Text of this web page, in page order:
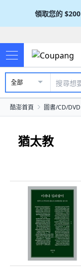
領取您的 $200
全部
酷澎首頁 圖書/CD/DVD
猶太教